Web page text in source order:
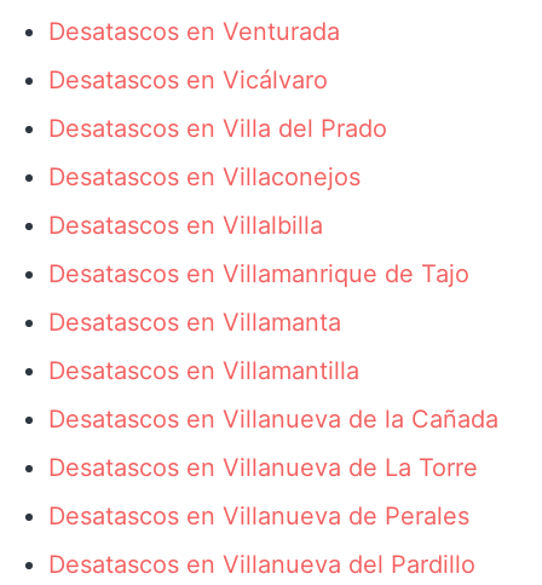
Desatascos en Venturada
Desatascos en Vicálvaro
Desatascos en Villa del Prado
Desatascos en Villaconejos
Desatascos en Villalbilla
Desatascos en Villamanrique de Tajo
Desatascos en Villamanta
Desatascos en Villamantilla
Desatascos en Villanueva de la Cañada
Desatascos en Villanueva de La Torre
Desatascos en Villanueva de Perales
Desatascos en Villanueva del Pardillo